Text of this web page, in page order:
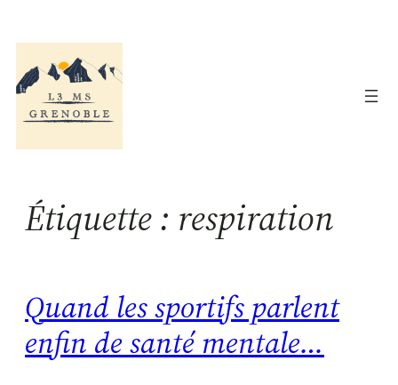
au
contenu
Étiquette : respiration
Quand les sportifs parlent
enfin de santé mentale…